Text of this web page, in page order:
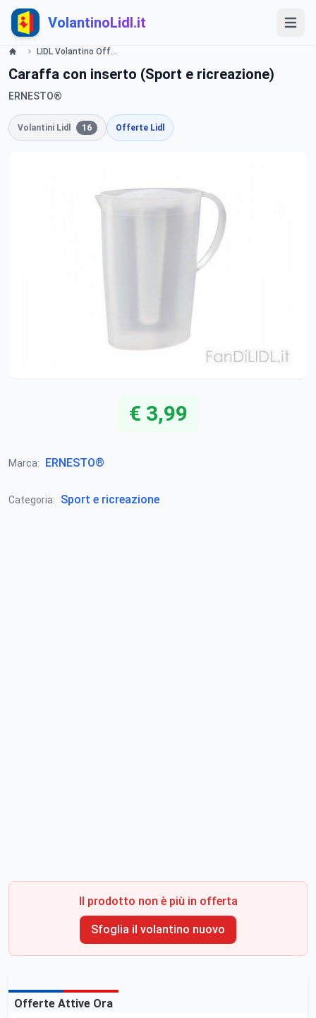
VolantinoLidl.it
LIDL Volantino Offerte e Promozioni - Party - Offerte valide dall'11 luglio Lidl
Caraffa con inserto (Sport e ricreazione)
ERNESTO®
Volantini Lidl 16 Offerte Lidl
€ 3,99
Marca: ERNESTO®
Categoria: Sport e ricreazione
Il prodotto non è più in offerta
Sfoglia il volantino nuovo
Offerte Attive Ora